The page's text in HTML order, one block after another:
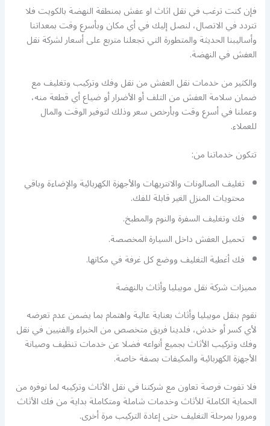
فإن كنت ترغب في نقل اثاث او عفش بمنطقة النهضة بالكويت فلا
تتردد في الاتصال، لنصل إليك في أي مكان وبأسرع وقت بمعداتنا
وأساليبنا الحديثة والمتطورة التي تجعلنا متربع على أسعار لشركة نقل
العفش في النهضة.
والكثير من خدمات نقل العفش من نقل وفك وتركيب وتغليف مع
ضمان سلامة العفش من التلف أو الأضرار أو ضياع أي قطعة منه،
وعملنا في أسرع وقت وبأرخص سعر وذلك لتوفير الوقت والمال
للعملاء.
تتكون خدماتنا من:
تغليف الصالونات والانتريهات والأجهزة الكهربائية والإضاءة وباقي
محتويات المنزل الغير قابلة للفك.
فك وتغليف السفرة والنوم والمطبخ.
تحميل العفش داخل السيارة المخصصة.
فك أغطية التغليف ووضع كل غرفة في مكانها.
مميزات شركة نقل موبيليا وأثاث بالنهضة
نقوم بنقل موبيليا وأثاث بعناية عالية واهتمام بما يضمن عدم تعرضه
لأي كسر أو خدش، فلدينا فريق متخصص من الخبراء والفنيين في نقل
وفك وتركيب الأثاث بجميع أنواعه فضلا عن خدمات تنظيف وصيانة
الأجهزة الكهربائية والمكيفات بصفة خاصة.
فلا تفوت فرصة تعاون مع شركتنا في نقل الأثاث وتركيبه لما نوفره من
الحماية الكاملة للأثاث وخدمات شاملة ومتكاملة بداية من فك الأثاث
ومرورا بمرحلة التغليف حتى إعادة التركيب مرة أخرى.